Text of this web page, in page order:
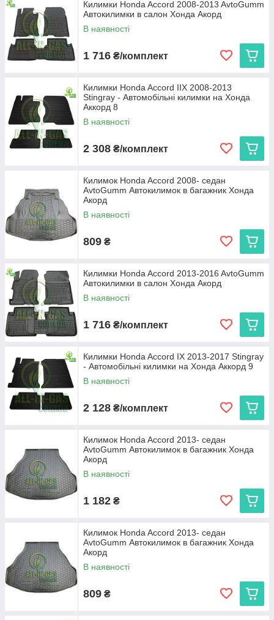
Килимки Honda Accord 2008-2013 AvtoGumm
Автокилимки в салон Хонда Акорд
В наявності
1 716 ₴/комплект
Килимки Honda Accord IIX 2008-2013
Stingray - Автомобільні килимки на Хонда
Аккорд 8
В наявності
2 308 ₴/комплект
Килимок Honda Accord 2008- седан
AvtoGumm Автокилимок в багажник Хонда
Акорд
В наявності
809 ₴
Килимки Honda Accord 2013-2016 AvtoGumm
Автокилимки в салон Хонда Акорд
В наявності
1 716 ₴/комплект
Килимки Honda Accord IX 2013-2017 Stingray
- Автомобільні килимки на Хонда Аккорд 9
В наявності
2 128 ₴/комплект
Килимок Honda Accord 2013- седан
AvtoGumm Автокилимок в багажник Хонда
Акорд
В наявності
1 182 ₴
Килимок Honda Accord 2013- седан
AvtoGumm Автокилимок в багажник Хонда
Акорд
В наявності
809 ₴